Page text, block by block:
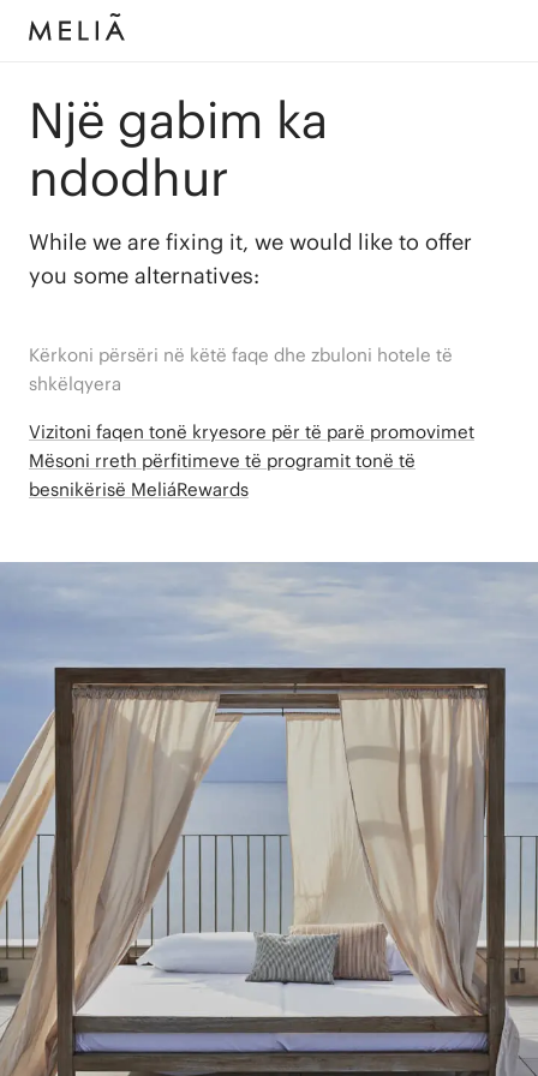
Një gabim ka
ndodhur
While we are fixing it, we would like to offer
you some alternatives:
Kërkoni përsëri në këtë faqe dhe zbuloni hotele të
shkëlqyera
Vizitoni faqen tonë kryesore për të parë promovimet
Mësoni rreth përfitimeve të programit tonë të
besnikërisë MeliáRewards